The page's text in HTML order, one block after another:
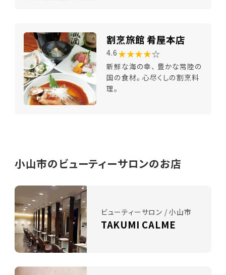
割烹旅館 肴屋本店
4.6 ★★★★☆
新鮮な海の幸、 豊かな常陸の
国の食材。 心尽くしの割烹料
理。
小山市のビューティーサロンのお店
ビューティーサロン / 小山市
TAKUMI CALME